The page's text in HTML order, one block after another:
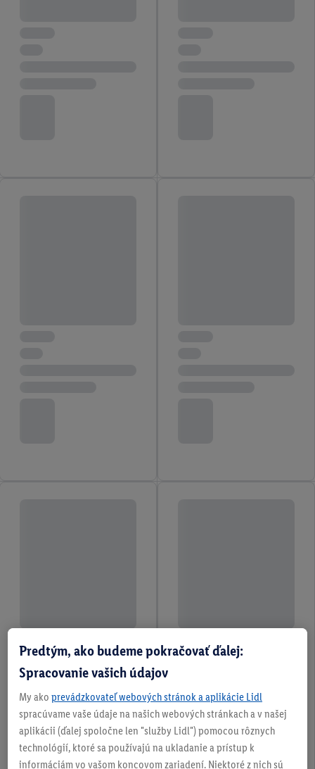
Predtým, ako budeme pokračovať ďalej:
Spracovanie vašich údajov
My ako prevádzkovateľ webových stránok a aplikácie Lidl
spracúvame vaše údaje na našich webových stránkach a v našej
aplikácii (ďalej spoločne len "služby Lidl") pomocou rôznych
technológií, ktoré sa používajú na ukladanie a prístup k
informáciám vo vašom koncovom zariadení. Niektoré z nich sú